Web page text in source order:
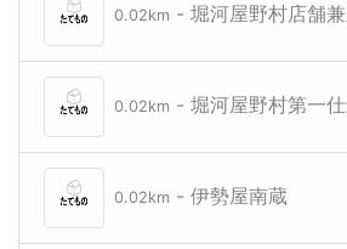
0.02km - 堀河屋野村店舗
0.02km - 堀河屋野村第一
0.02km - 伊勢屋南蔵